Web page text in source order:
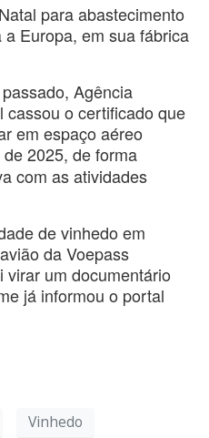
para abastecimento
Europa, em sua fábrica
Agência
cassou o certificado que
em espaço aéreo
2025, de forma
com as atividades
de vinhedo em
da Voepass
um documentário
já informou o portal
Vinhedo